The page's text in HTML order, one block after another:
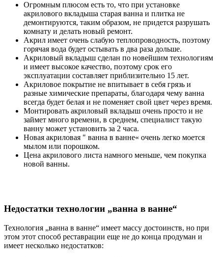
Огромным плюсом есть то, что при установке
акрилового вкладыша старая ванна и плитка не
демонтируются, таким образом, не придется разрушать
комнату и делать новый ремонт.
Акрил имеет очень слабую теплопроводность, поэтому
горячая вода будет остывать в два раза дольше.
Акриловый вкладыш сделан по новейшим технологиям
и имеет высокое качество, поэтому срок его
эксплуатации составляет приблизительно 15 лет.
Акриловое покрытие не впитывает в себя грязь и
разные химические препараты, благодаря чему ванна
всегда будет белая и не поменяет свой цвет через время.
Монтировать акриловый вкладыш очень просто и не
займет много времени, в среднем, специалист такую
ванну может установить за 2 часа.
Новая акриловая " ванна в ванне« очень легко моется
мылом или порошком.
Цена акрилового листа намного меньше, чем покупка
новой ванны.
Недостатки технологии „ванна в ванне“
Технология „ванна в ванне“ имеет массу достоинств, но при
этом этот способ реставрации еще не до конца продуман и
имеет несколько недостатков: